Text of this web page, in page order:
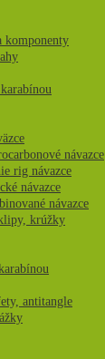
komponenty
návazce
rig návazce
návazce
návazce
krúžky
antitangle